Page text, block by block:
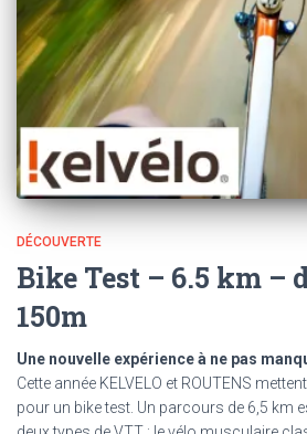
DÉCOUVERTE
Bike Test – 6.5 km –
150m
Une nouvelle expérience à ne pas
Cette année KELVELO et ROUTENS
pour un bike test. Un parcours de 6,5 km